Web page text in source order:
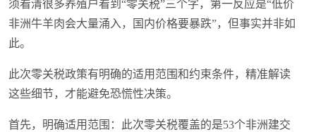
须看清很多养殖户看到“零关税”三个字，第一反应是“低价
非洲牛羊肉会大量涌入，国内价格要暴跌”，但事实并非如
此。
此次零关税政策有明确的适用范围和约束条件，精准解读
这些细节，才能避免恐慌性决策。
首先，明确适用范围：此次零关税覆盖的是53个非洲建交